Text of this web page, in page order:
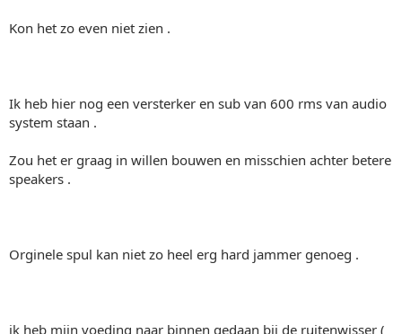
Kon het zo even niet zien .
Ik heb hier nog een versterker en sub van 600 rms van audio
system staan .
Zou het er graag in willen bouwen en misschien achter betere
speakers .
Orginele spul kan niet zo heel erg hard jammer genoeg .
ik heb mijn voeding naar binnen gedaan bij de ruitenwisser (